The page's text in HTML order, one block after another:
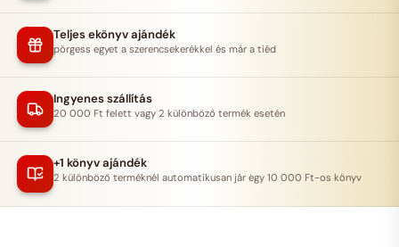
Teljes ekönyv ajándék
pörgess egyet a szerencsekerékkel és már a tiéd
Ingyenes szállítás
20 000 Ft felett vagy 2 különböző termék esetén
+1 könyv ajándék
2 különböző terméknél automatikusan jár egy 10 000 Ft-os könyv